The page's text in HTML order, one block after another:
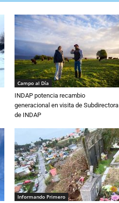
Campo al Día
INDAP potencia recambio
generacional en visita de Subdirectora
de INDAP
Informando Primero